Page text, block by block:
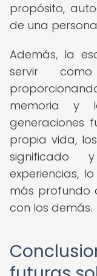
propósito,
de una
Además, la
servir
memoria y
generaciones
propia vida,
significado
experiencias,
más profundo
con los demás.